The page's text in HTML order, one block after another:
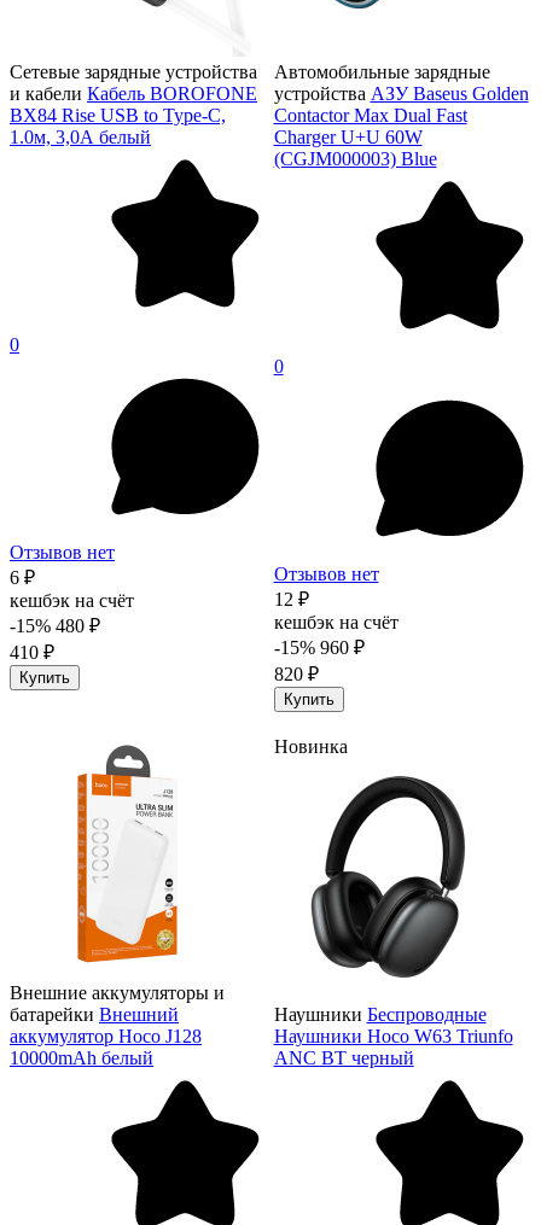
Сетевые зарядные устройства
и кабели Кабель BOROFONE
BX84 Rise USB to Type-C,
1.0м, 3,0А белый
0
Отзывов нет
6 ₽
кешбэк на счёт
-15% 480 ₽
410 ₽
Купить
Автомобильные зарядные
устройства АЗУ Baseus Golden
Contactor Max Dual Fast
Charger U+U 60W
(CGJM000003) Blue
0
Отзывов нет
12 ₽
кешбэк на счёт
-15% 960 ₽
820 ₽
Купить
Внешние аккумуляторы и
батарейки Внешний
аккумулятор Hoco J128
10000mAh белый
Новинка
Наушники Беспроводные
Наушники Hoco W63 Triunfo
ANC BT черный